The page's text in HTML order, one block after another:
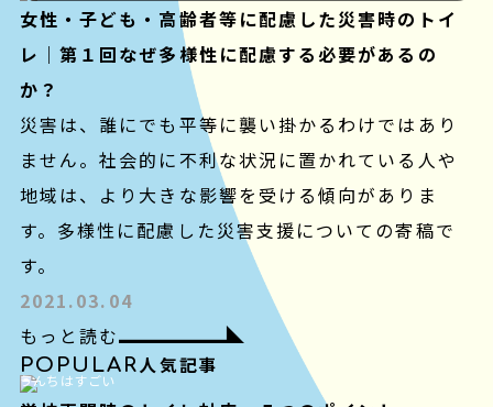
女性・子ども・高齢者等に配慮した災害時のトイ
レ｜第１回なぜ多様性に配慮する必要があるの
か？
災害は、誰にでも平等に襲い掛かるわけではあり
ません。社会的に不利な状況に置かれている人や
地域は、より大きな影響を受ける傾向がありま
す。多様性に配慮した災害支援についての寄稿で
す。
2021.03.04
もっと読む
POPULAR 人気記事
うんちはすごい